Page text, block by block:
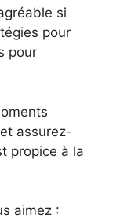
si
pour
pour
assurez-
propice à la
aimez :